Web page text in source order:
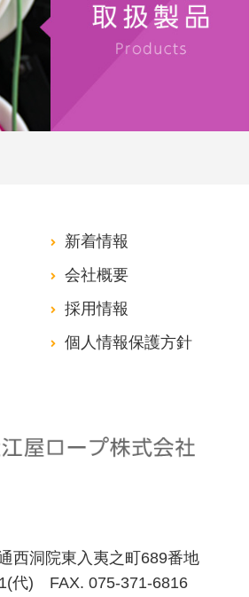
新着情報
会社概要
採用情報
個人情報保護方針
西洞院東入夷之町689番地
代) FAX. 075-371-6816